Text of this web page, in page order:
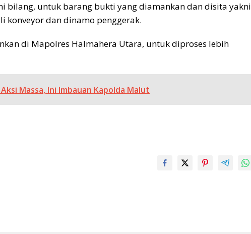
bilang, untuk barang bukti yang diamankan dan disita yakni
konveyor dan dinamo penggerak.
di Mapolres Halmahera Utara, untuk diproses lebih
Massa, Ini Imbauan Kapolda Malut